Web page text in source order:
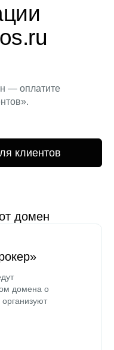
— оплатите
клиентов
домен
домена о